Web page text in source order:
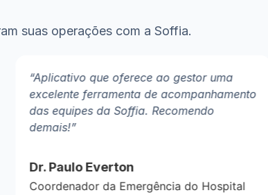
suas operações com a Soffia.
“Aplicativo que oferece ao gestor uma
excelente ferramenta de acompanhamento
das equipes da Soffia. Recomendo
demais!”
Dr. Paulo Everton
Coordenador da Emergência do Hospital